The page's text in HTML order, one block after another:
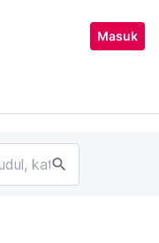
Masuk
search